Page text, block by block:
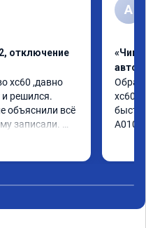
отключение
xc60 ,давно
и решился.
объяснили всё
записали.
часа и
А
«Чип
xc60